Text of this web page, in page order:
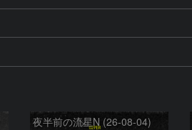
夜半前の流星N (26-08-04)